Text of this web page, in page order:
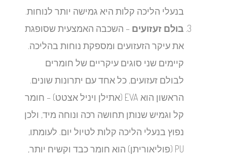
בנעלי הליכה קלות היא גמישה יותר לנוחות.
בולם זעזועים– השכבה האמצעית שסופגת
את עיקר הזעזועים ומספקת נוחות בהליכה.
קיימים שני סוגים עיקריים של חומרים
לבולם זעזועים, כל אחד עם יתרונות שונים.
הראשון הוא EVA (אתילן ויניל אצטט) – חומר
קל וגמיש שנותן תחושה רכה ונוחה מיד, ולכן
נפוץ בנעלי הליכה קלות לטיול יום. לעומתו,
PU (פוליאוריתן) הוא חומר כבד וקשיח יותר,